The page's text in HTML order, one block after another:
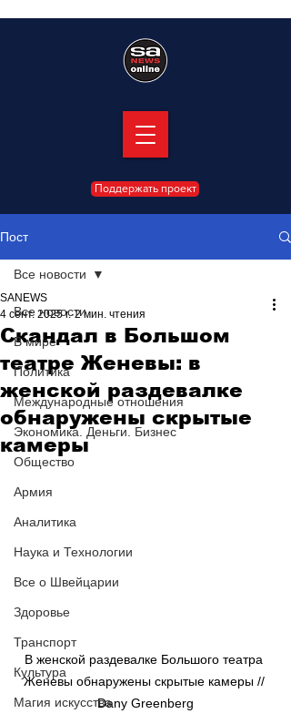
Поддержать проект
Пост
Все новости
В мире
Политика
Международные отношения
Экономика. Деньги. Бизнес
Общество
Армия
Аналитика
Наука и Технологии
Все о Швейцарии
Здоровье
Транспорт
Культура
Магия искусства
Все новости
Скандал в Большом
театре Женевы: в
женской раздевалке
обнаружены скрытые
камеры
SANEWS
4 сент. 2025 г. 2 мин. чтения
В женской раздевалке Большого театра
Женевы обнаружены скрытые камеры //
Dany Greenberg